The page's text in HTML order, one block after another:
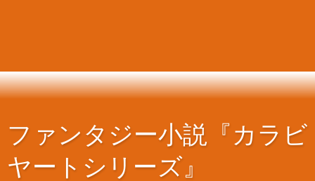
ファンタジー小説『カラビ
ヤートシリーズ』